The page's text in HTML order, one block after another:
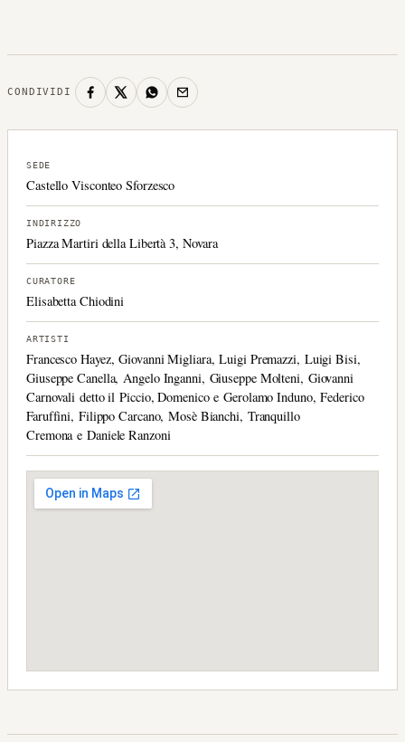
CONDIVIDI
SEDE
Castello Visconteo Sforzesco
INDIRIZZO
Piazza Martiri della Libertà 3, Novara
CURATORE
Elisabetta Chiodini
ARTISTI
Francesco Hayez, Giovanni Migliara, Luigi Premazzi, Luigi Bisi,
Giuseppe Canella, Angelo Inganni, Giuseppe Molteni, Giovanni
Carnovali detto il Piccio, Domenico e Gerolamo Induno, Federico
Faruffini, Filippo Carcano, Mosè Bianchi, Tranquillo
Cremona e Daniele Ranzoni